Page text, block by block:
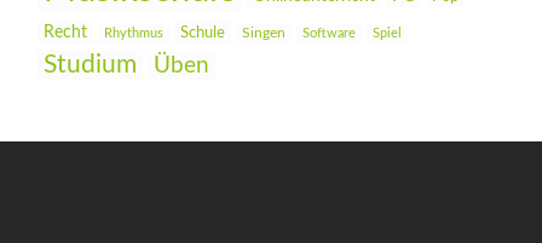
Recht Rhythmus Schule Singen Software Spiel
Studium Üben